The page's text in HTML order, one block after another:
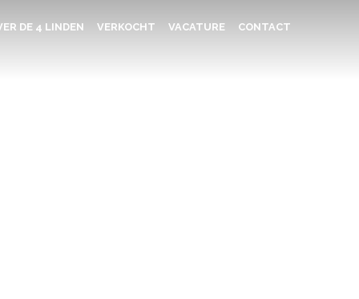
DE 4 LINDEN VERKOCHT VACATURE CONTACT